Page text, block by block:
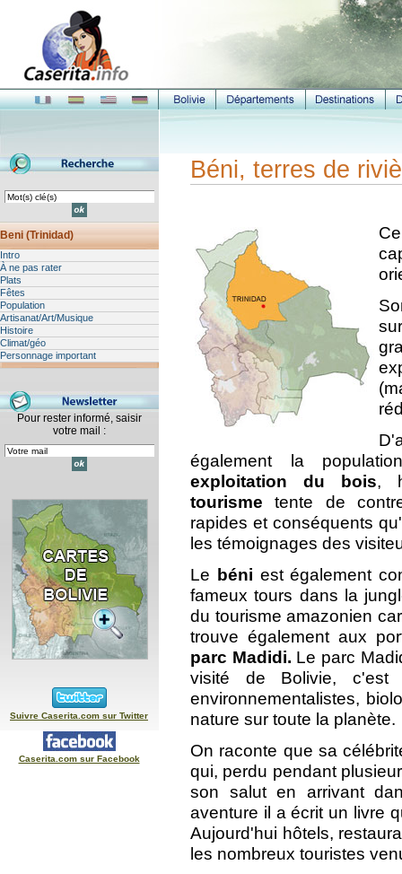
Beni (Trinidad)
Intro
À ne pas rater
Plats
Fêtes
Population
Artisanat/Art/Musique
Histoire
Climat/géo
Personnage important
Pour rester informé, saisir
votre mail :
Suivre Caserita.com sur Twitter
Caserita.com sur Facebook
Béni, terres de
également la
exploitation du bois,
tourisme tente de
rapides et conséquents
les témoignages des
Le béni est également
fameux tours dans la
du tourisme amazonien
trouve également aux
parc Madidi. Le parc
visité de Bolivie, c'est
environnementalistes,
nature sur toute la planète.
On raconte que sa
qui, perdu pendant
son salut en arrivant
aventure il a écrit un livre
Aujourd'hui hôtels,
les nombreux touristes